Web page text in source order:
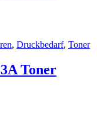
, Druckbedarf, Toner
Toner